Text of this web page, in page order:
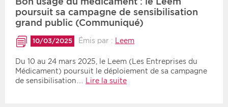
poursuit sa campagne de sensibilisation
grand public (Communiqué)
10/03/2025 Émis par : Leem
Du 10 au 24 mars 2025, le Leem (Les Entreprises du
Médicament) poursuit le déploiement de sa campagne
de sensibilisation…
Lire la suite